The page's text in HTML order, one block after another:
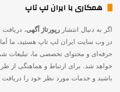
همکاری با ایران لپ تاپ
اگر به دنبال انتشار رپورتاژ آگهی، دریافت
در وب سایت ایران لپ تاپ هستید، ما
حرفه‌ای و محتوای تخصصی ما، تبلیغات
خواهد شد. برای ارتباط و هماهنگی از
باشید و خدمات مورد نظر خود را دریافت